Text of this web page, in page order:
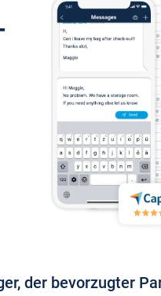
der bevorzugter